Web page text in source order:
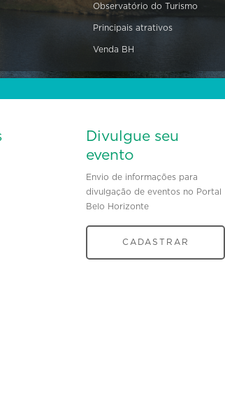
Observatório do Turismo
Principais atrativos
Venda BH
Divulgue seu
evento
Envio de informações para
divulgação de eventos no Portal
Belo Horizonte
CADASTRAR